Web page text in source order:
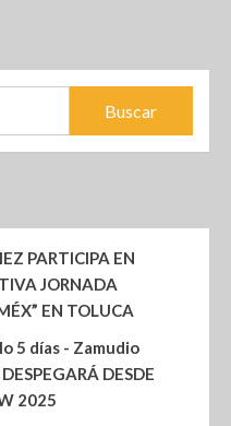
PARTICIPA EN
JORNADA
EN TOLUCA
5 días - Zamudio
DESDE
2025